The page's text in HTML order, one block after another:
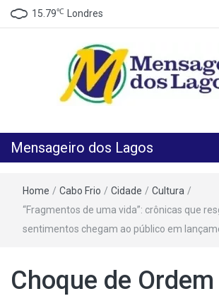
15.79℃ Londres
Mensageiro dos Lagos
Home / Cabo Frio / Cidade / Cultura /
“Fragmentos de uma vida”: crônicas que
sentimentos chegam ao público em
Choque de